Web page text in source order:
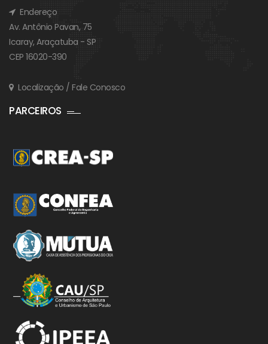
Endereço
Av. Antônio Pavan, 75
Icaray, Araçatuba - SP
CEP 16020-390
Localização / Fale Conosco
PARCEIROS